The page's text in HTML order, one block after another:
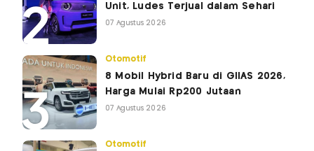
Unit, Ludes Terjual dalam Sehari
07 Agustus 2026
Otomotif
8 Mobil Hybrid Baru di GIIAS 2026,
Harga Mulai Rp200 Jutaan
07 Agustus 2026
Otomotif